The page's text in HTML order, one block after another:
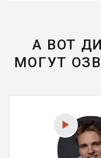
А ВОТ
МОГУТ